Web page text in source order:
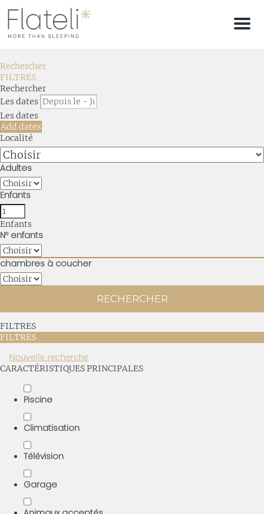
Rechercher
FILTRES
Rechercher
Les dates
Les dates
Add dates
Localité
Adultes
Enfants
Enfants
Nº enfants
chambres à coucher
RECHERCHER
FILTRES
FILTRES
Nouvelle recherche
CARACTÉRISTIQUES PRINCIPALES
Piscine
Climatisation
Télévision
Garage